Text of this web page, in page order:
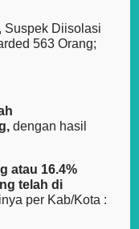
Suspek Diisolasi
563 Orang;
dengan hasil
atau 16.4%
telah di
per Kab/Kota :